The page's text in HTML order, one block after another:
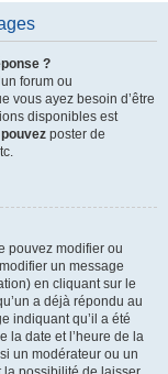
?
forum ou
vous ayez besoin d’être
disponibles est
pouvez poster de
pouvez modifier ou
un message
en cliquant sur le
a déjà répondu au
indiquant qu’il a été
la date et l’heure de la
un modérateur ou un